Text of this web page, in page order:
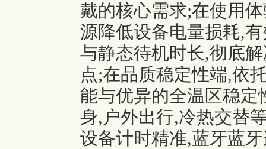
戴的核心需求;在使用
源降低设备电量损耗,
与静态待机时长,彻底
点;在品质稳定性端,依
能与优异的全温区稳
身,户外出行,冷热交替
设备计时精准,蓝牙蓝